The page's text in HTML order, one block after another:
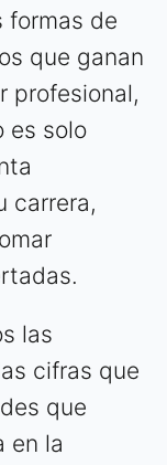
formas de
que ganan
profesional,
es solo
carrera,
las
cifras que
que
en la